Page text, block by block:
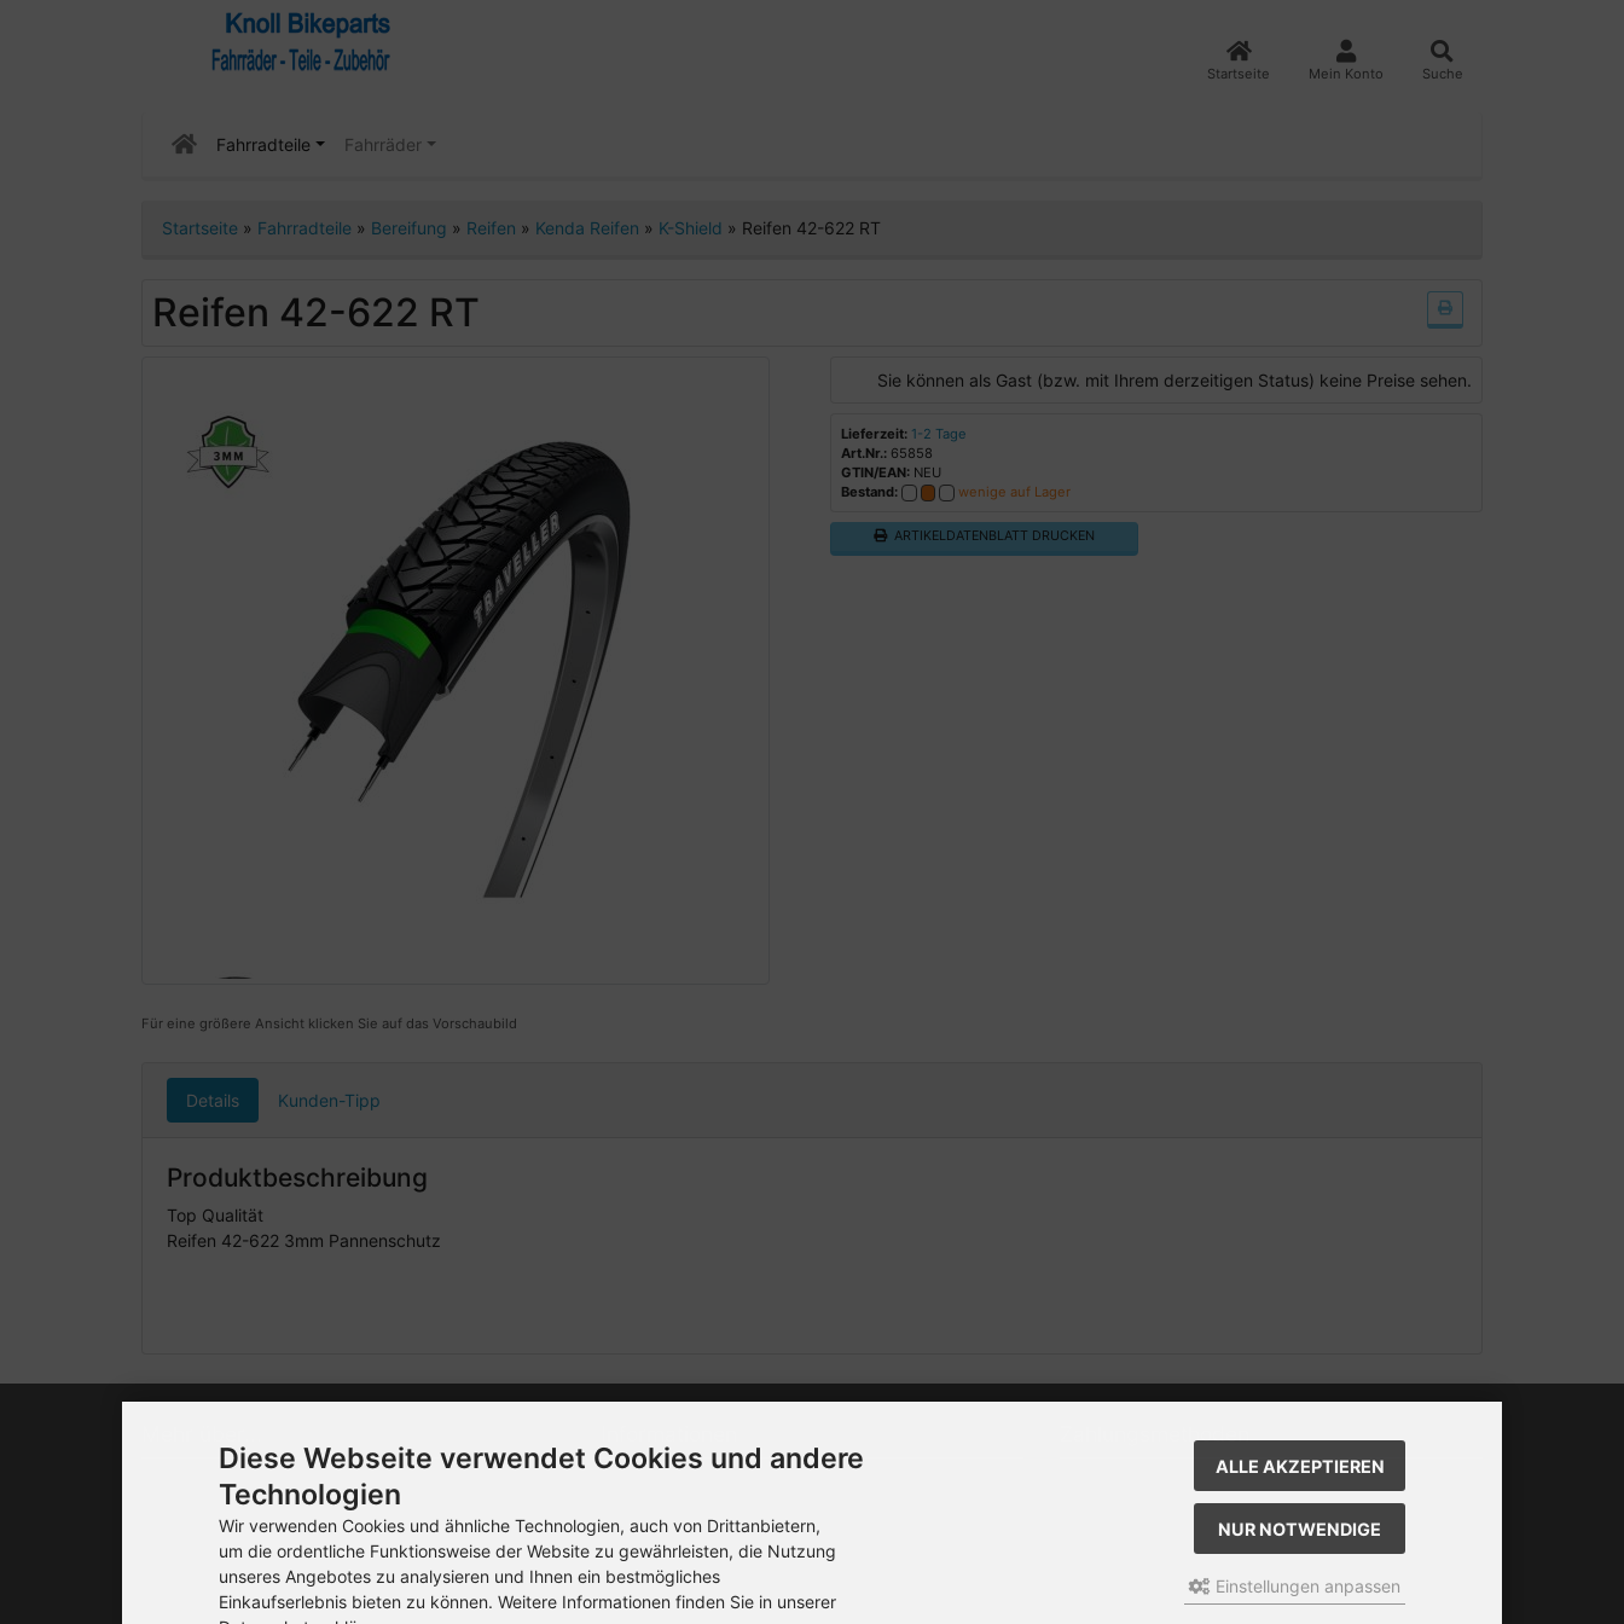
Startseite Mein Konto Suche
Fahrradteile Fahrräder
Startseite » Fahrradteile » Bereifung » Reifen » Kenda Reifen » K-Shield » Reifen 42-622 RT
Reifen 42-622 RT
Für eine größere Ansicht klicken Sie auf das Vorschaubild
Sie können als Gast (bzw. mit Ihrem derzeitigen Status) keine Preise sehen.
Lieferzeit: 1-2 Tage
Art.Nr.: 65858
GTIN/EAN: NEU
Bestand:
wenige auf Lager
ARTIKELDATENBLATT DRUCKEN
Details Kunden-Tipp
Produktbeschreibung
Top Qualität
Reifen 42-622 3mm Pannenschutz
Liefer- und Versandkosten
Datenschutzerklärung
Unsere AGB's
Sitemap
Über uns
Zahlungsmethoden
Die Box kann unter bootstrap4/boxes/box_miscellaneous.html
Datei bootstrap4/lang/german/lang_german.custom.
Diese Webseite verwendet Cookies und andere
Technologien
Wir verwenden Cookies und ähnliche Technologien, auch von Drittanbietern,
um die ordentliche Funktionsweise der Website zu gewährleisten, die Nutzung
unseres Angebotes zu analysieren und Ihnen ein bestmögliches
Einkaufserlebnis bieten zu können. Weitere Informationen finden Sie in unserer
ALLE AKZEPTIEREN
NUR NOTWENDIGE
Einstellungen anpassen